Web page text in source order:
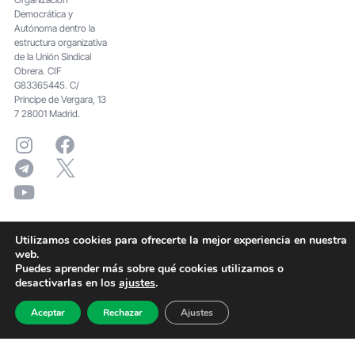
Democrática y
Autónoma dentro la
estructura organizativa
de la Unión Sindical
Obrera. CIF
G83365445. C/
Principe de Vergara, 13
7 28001 Madrid.
Utilizamos cookies para ofrecerte la mejor experiencia en nuestra
web.
Puedes aprender más sobre qué cookies utilizamos o
desactivarlas en los ajustes.
Aceptar Rechazar Ajustes